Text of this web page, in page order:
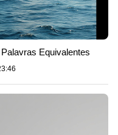
Equivalentes